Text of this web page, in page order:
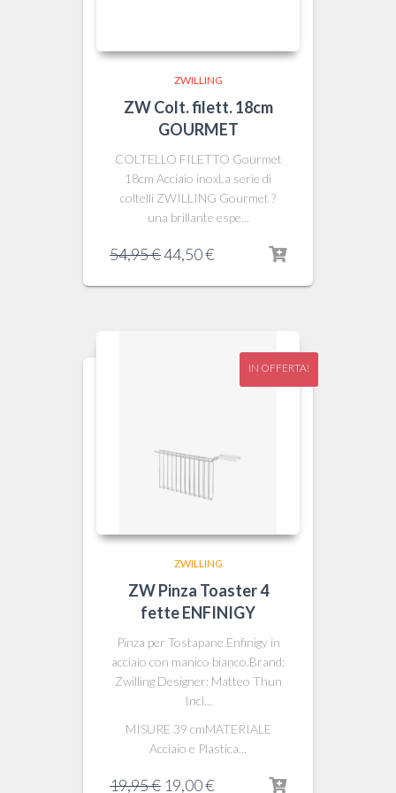
ZWILLING
ZW Colt. filett. 18cm
GOURMET
COLTELLO FILETTO Gourmet
18cm Acciaio inoxLa serie di
coltelli ZWILLING Gourmet ?
una brillante espe...
54,95€Il
originale
44,50€Il
attuale
IN OFFERTA!
ZWILLING
ZW Pinza Toaster 4
fette ENFINIGY
Pinza per Tostapane Enfinigy in
acciaio con manico bianco.Brand:
Zwilling Designer: Matteo Thun
Incl...
MISURE 39 cmMATERIALE
Acciaio e Plastica...
19,95€ Il
19,00€Il